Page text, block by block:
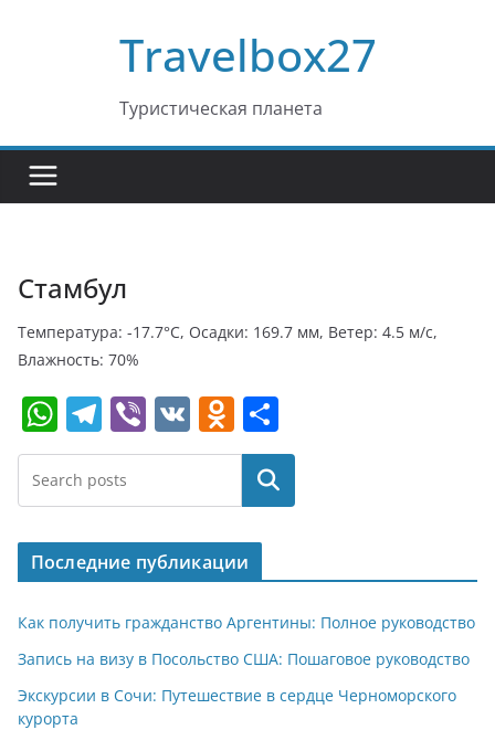
Travelbox27
Туристическая планета
Стамбул
Температура: -17.7°C, Осадки: 169.7 мм, Ветер: 4.5 м/с,
Влажность: 70%
W
h
at
s
A
p
p
T
el
e
gr
a
m
Vi
b
V
K
O
d
o
kl
a
ss
ni
ki
т
п
р
в
и
т
ь
Поиск
Последние публикации
Как получить гражданство Аргентины: Полное руководство
Запись на визу в Посольство США: Пошаговое руководство
Экскурсии в Сочи: Путешествие в сердце Черноморского
курорта